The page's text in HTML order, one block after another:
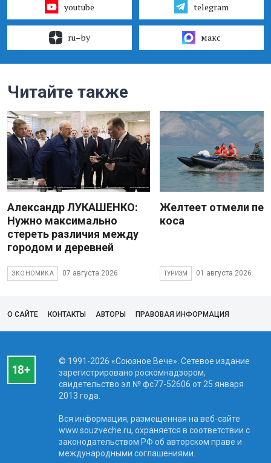
youtube telegram
ru–by макс
Читайте также
Александр ЛУКАШЕНКО:
Нужно максимально
стереть различия между
городом и деревней
ЭКОНОМИКА 07 августа 2026
Желтеет отмели
коса
ТУРИЗМ 01 августа 2026
О САЙТЕ КОНТАКТЫ АВТОРЫ ПРАВОВАЯ ИНФОРМАЦИЯ
© 1991-2026 «Союзное Вече». Сетевое издание
зарегистрировано роскомнадзором,
свидетельство эл № фc77-52606 от 25 января
2013 года.
Вся информация, размещенная на веб-сайте
www.souzveche.ru, охраняется в соответствии с
законодательством РФ об авторском праве и
международными соглашениями.